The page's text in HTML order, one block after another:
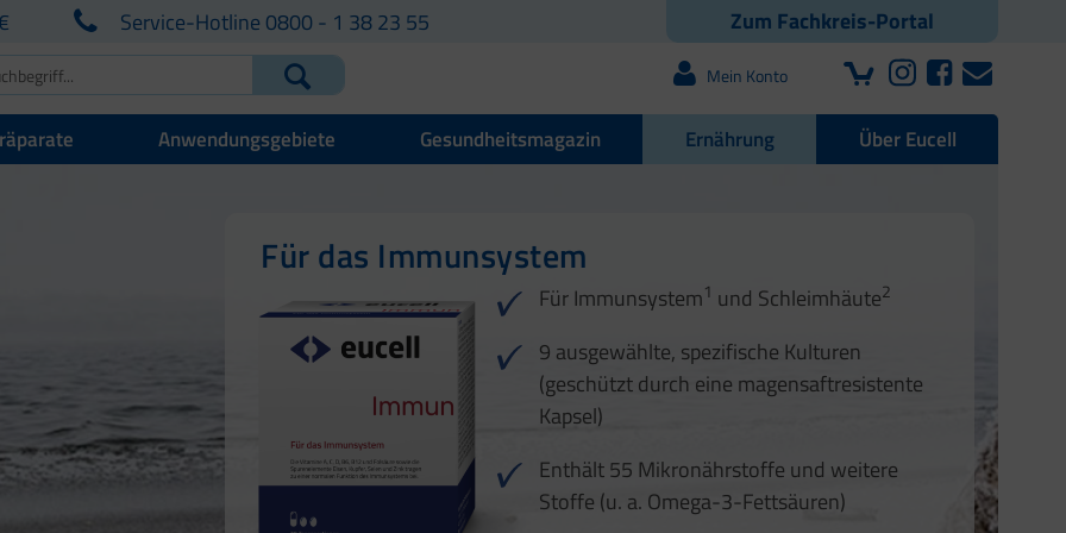
Zum Fachkreis-Portal
Service-Hotline 0800 - 1 38 23 55
Mein Konto
Anwendungsgebiete Gesundheitsmagazin Ernährung Über Eucell
Für das Immunsystem
Für Immunsystem1 und Schleimhäute2
9 ausgewählte, spezifische Kulturen
(geschützt durch eine magensaftresistente
Kapsel)
Enthält 55 Mikronährstoffe und weitere
Stoffe (u. a. Omega-3-Fettsäuren)
Für Haut, Haare und Nägel
1 2 3
4
Für Ihre natürliche Darmflora
3